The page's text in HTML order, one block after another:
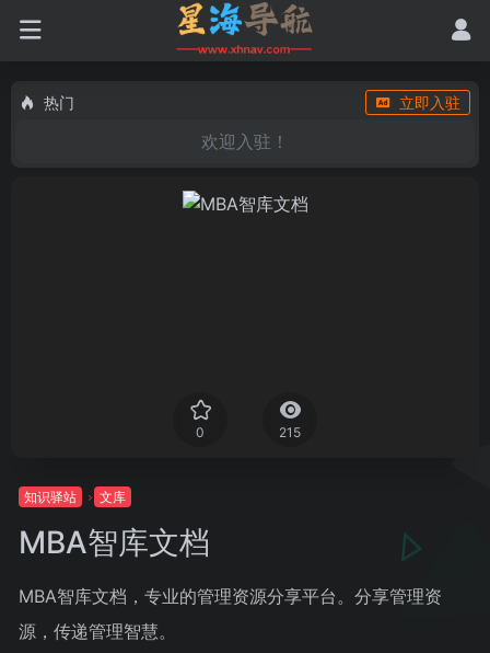
热门 立即入驻
欢迎入驻！
0 215
知识驿站 文库
MBA智库文档
MBA智库文档，专业的管理资源分享平台。分享管理资
源，传递管理智慧。